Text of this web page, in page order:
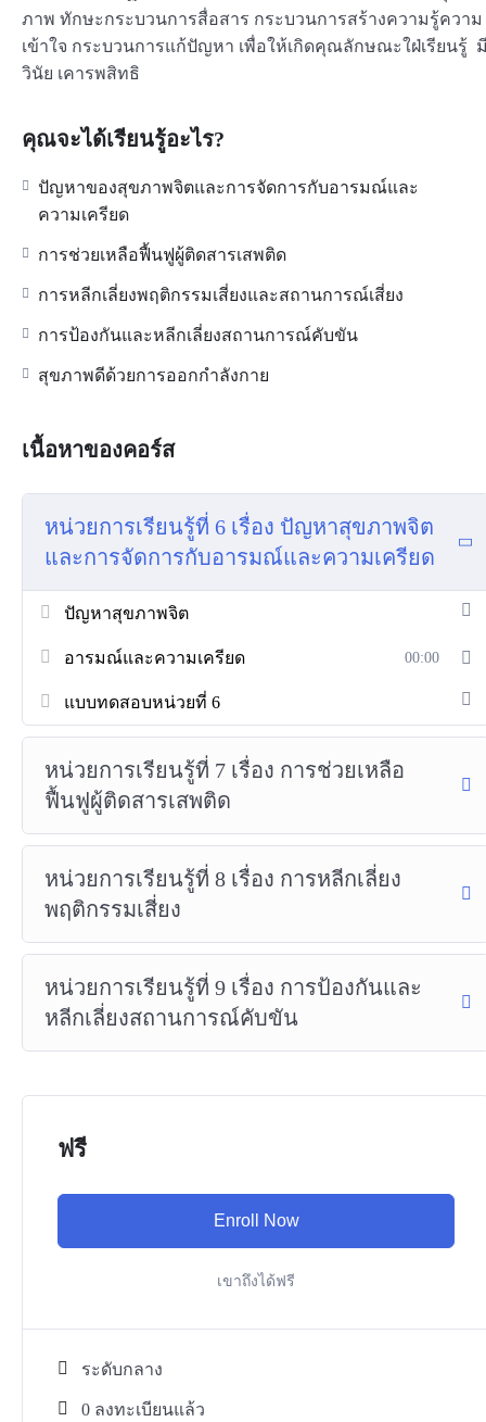
ภาพ ทักษะกระบวนการสื่อสาร กระบวนการสร้างความรู้ความ
เข้าใจ กระบวนการแก้ปัญหา เพื่อให้เกิดคุณลักษณะใฝ่เรียนรู้
วินัย เคารพสิทธิ
คุณจะได้เรียนรู้อะไร?
ปัญหาของสุขภาพจิตและการจัดการกับอารมณ์และ
ความเครียด
การช่วยเหลือฟื้นฟูผู้ติดสารเสพติด
การหลีกเลี่ยงพฤติกรรมเสี่ยงและสถานการณ์เสี่ยง
การป้องกันและหลีกเลี่ยงสถานการณ์คับขัน
สุขภาพดีด้วยการออกกำลังกาย
เนื้อหาของคอร์ส
หน่วยการเรียนรู้ที่ 6 เรื่อง ปัญหาสุขภาพจิต
และการจัดการกับอารมณ์และความเครียด
ปัญหาสุขภาพจิต
อารมณ์และความเครียด 00:00
แบบทดสอบหน่วยที่ 6
หน่วยการเรียนรู้ที่ 7 เรื่อง การช่วยเหลือ
ฟื้นฟูผู้ติดสารเสพติด
หน่วยการเรียนรู้ที่ 8 เรื่อง การหลีกเลี่ยง
พฤติกรรมเสี่ยง
หน่วยการเรียนรู้ที่ 9 เรื่อง การป้องกันและ
หลีกเลี่ยงสถานการณ์คับขัน
ฟรี
Enroll Now
เขาถึงได้ฟรี
ระดับกลาง
0 ลงทะเบียนแล้ว